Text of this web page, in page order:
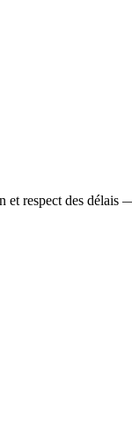
et respect des